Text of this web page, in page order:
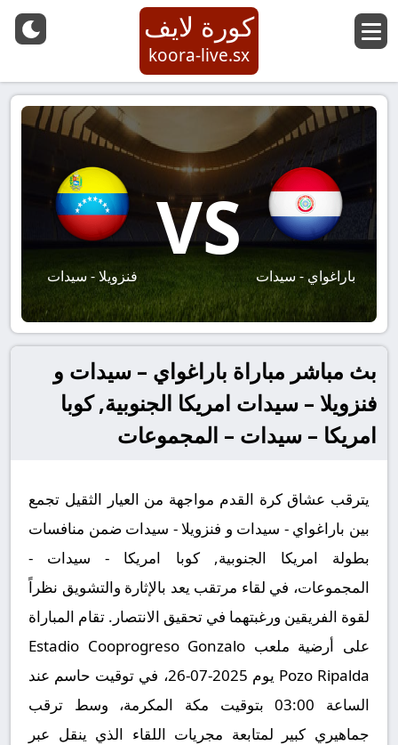
كورة لايف
koora-live.sx
باراغواي - سيدات
VS
فنزويلا - سيدات
بث مباشر مباراة باراغواي – سيدات و
فنزويلا – سيدات امريكا الجنوبية, كوبا
امريكا – سيدات – المجموعات
يترقب عشاق كرة القدم مواجهة من العيار الثقيل تجمع
بين باراغواي - سيدات و فنزويلا - سيدات ضمن منافسات
بطولة امريكا الجنوبية, كوبا امريكا - سيدات -
المجموعات، في لقاء مرتقب يعد بالإثارة والتشويق نظراً
لقوة الفريقين ورغبتهما في تحقيق الانتصار. تقام المباراة
على أرضية ملعب Estadio Cooprogreso Gonzalo
Pozo Ripalda يوم 2025-07-26، في توقيت حاسم عند
الساعة 03:00 بتوقيت مكة المكرمة، وسط ترقب
جماهيري كبير لمتابعة مجريات اللقاء الذي ينقل عبر